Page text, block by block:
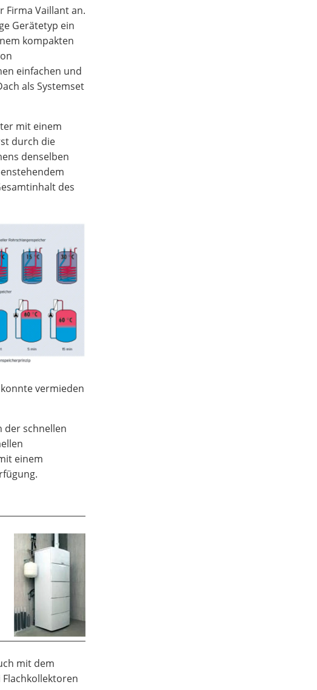
Firma Vaillant an.
Gerätetyp ein
kompakten
einfachen und
als Systemset
mit einem
durch die
denselben
des
vermieden
der schnellen
einem
mit dem